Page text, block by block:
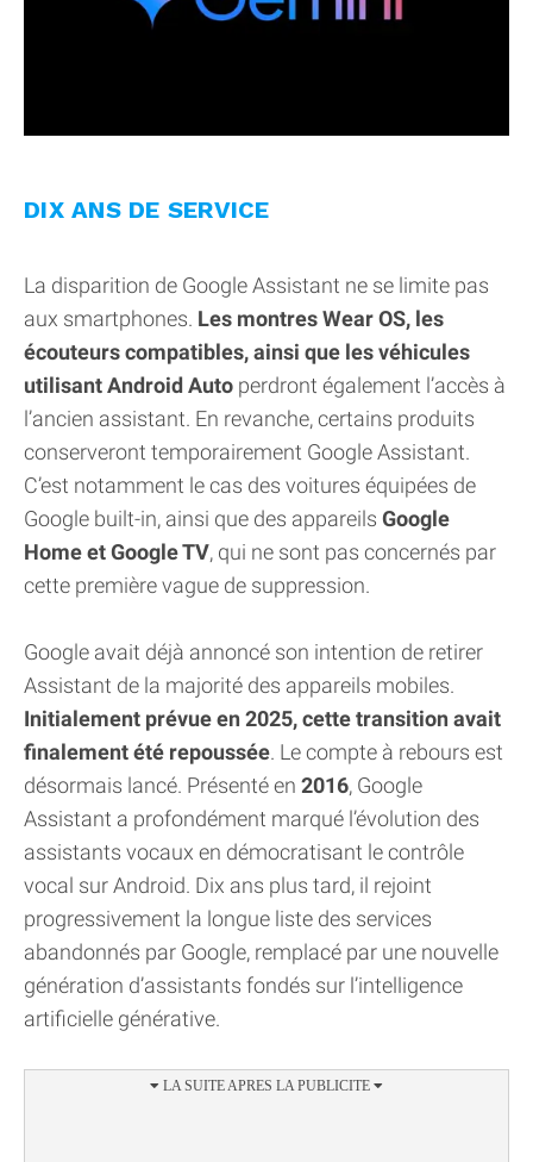
DIX ANS DE SERVICE
La disparition de Google Assistant ne se limite pas
aux smartphones. Les montres Wear OS, les
écouteurs compatibles, ainsi que les véhicules
utilisant Android Auto perdront également l’accès à
l’ancien assistant. En revanche, certains produits
conserveront temporairement Google Assistant.
C’est notamment le cas des voitures équipées de
Google built-in, ainsi que des appareils Google
Home et Google TV, qui ne sont pas concernés par
cette première vague de suppression.
Google avait déjà annoncé son intention de retirer
Assistant de la majorité des appareils mobiles.
Initialement prévue en 2025, cette transition avait
finalement été repoussée. Le compte à rebours est
désormais lancé. Présenté en 2016, Google
Assistant a profondément marqué l’évolution des
assistants vocaux en démocratisant le contrôle
vocal sur Android. Dix ans plus tard, il rejoint
progressivement la longue liste des services
abandonnés par Google, remplacé par une nouvelle
génération d’assistants fondés sur l’intelligence
artificielle générative.